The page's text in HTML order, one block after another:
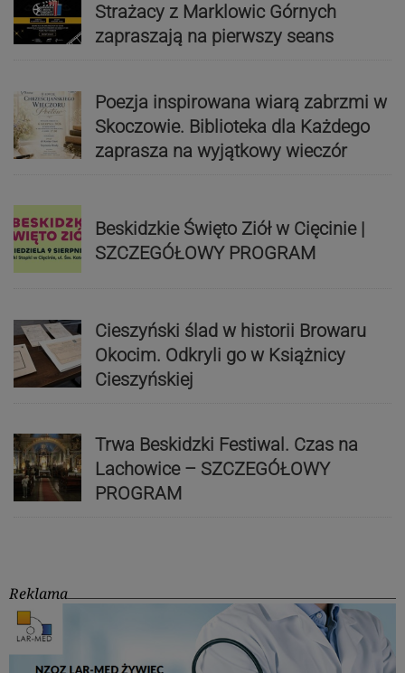
Strażacy z Marklowic Górnych
zapraszają na pierwszy seans
Poezja inspirowana wiarą zabrzmi w
Skoczowie. Biblioteka dla Każdego
zaprasza na wyjątkowy wieczór
Beskidzkie Święto Ziół w Cięcinie |
SZCZEGÓŁOWY PROGRAM
Cieszyński ślad w historii Browaru
Okocim. Odkryli go w Książnicy
Cieszyńskiej
Trwa Beskidzki Festiwal. Czas na
Lachowice – SZCZEGÓŁOWY
PROGRAM
Reklama